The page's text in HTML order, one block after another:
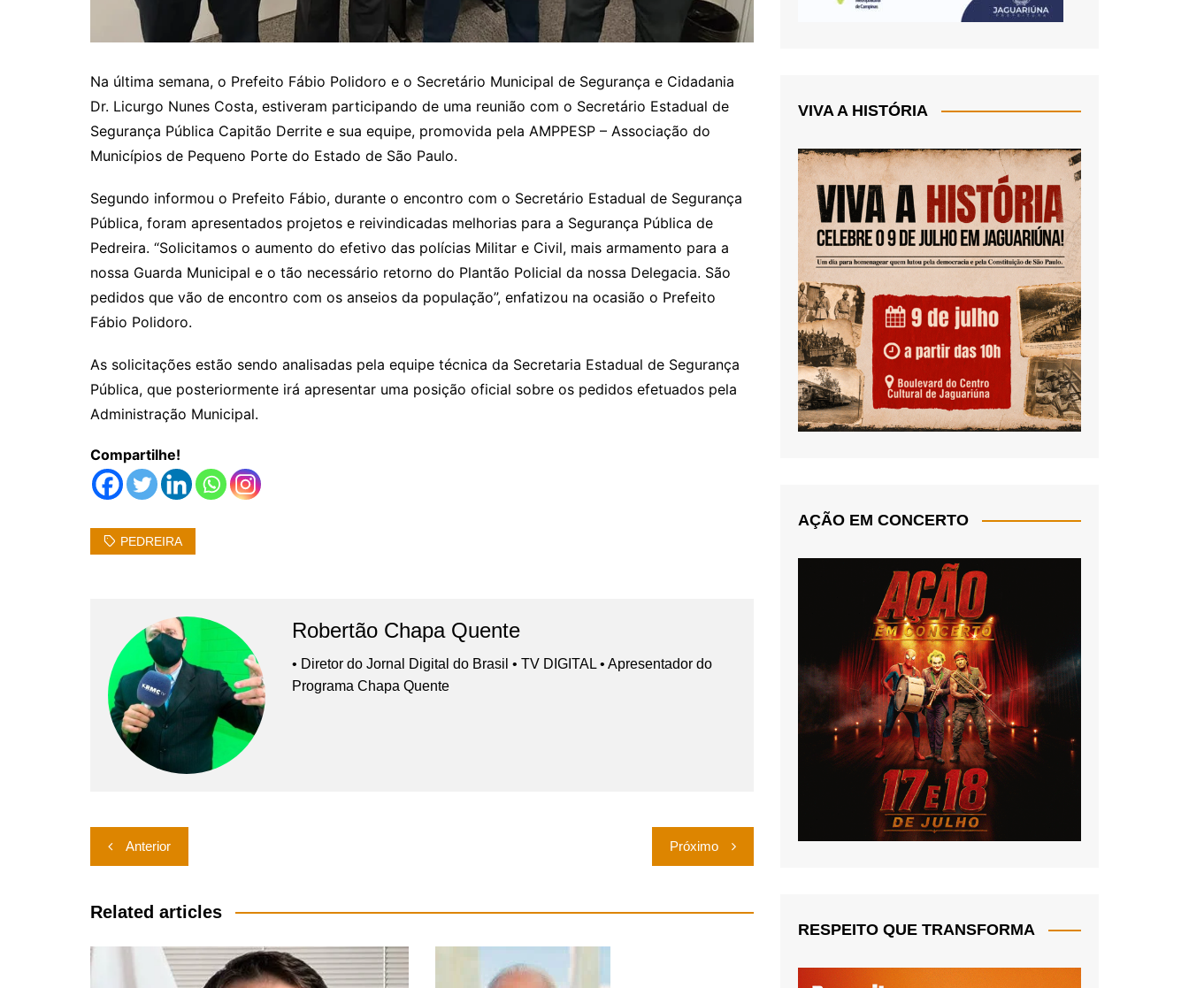
Na última semana, o Prefeito Fábio Polidoro e o Secretário Municipal de Segurança e Cidadania
Dr. Licurgo Nunes Costa, estiveram participando de uma reunião com o Secretário Estadual de
Segurança Pública Capitão Derrite e sua equipe, promovida pela AMPPESP – Associação do
Municípios de Pequeno Porte do Estado de São Paulo.
Segundo informou o Prefeito Fábio, durante o encontro com o Secretário Estadual de Segurança
Pública, foram apresentados projetos e reivindicadas melhorias para a Segurança Pública de
Pedreira. “Solicitamos o aumento do efetivo das polícias Militar e Civil, mais armamento para a
nossa Guarda Municipal e o tão necessário retorno do Plantão Policial da nossa Delegacia. São
pedidos que vão de encontro com os anseios da população”, enfatizou na ocasião o Prefeito
Fábio Polidoro.
As solicitações estão sendo analisadas pela equipe técnica da Secretaria Estadual de Segurança
Pública, que posteriormente irá apresentar uma posição oficial sobre os pedidos efetuados pela
Administração Municipal.
Compartilhe!
PEDREIRA
Robertão Chapa Quente
• Diretor do Jornal Digital do Brasil • TV DIGITAL • Apresentador do
Programa Chapa Quente
Navegação
de
Post
Anterior Próximo
Related articles
VIVA A HISTÓRIA
AÇÃO EM CONCERTO
RESPEITO QUE TRANSFORMA